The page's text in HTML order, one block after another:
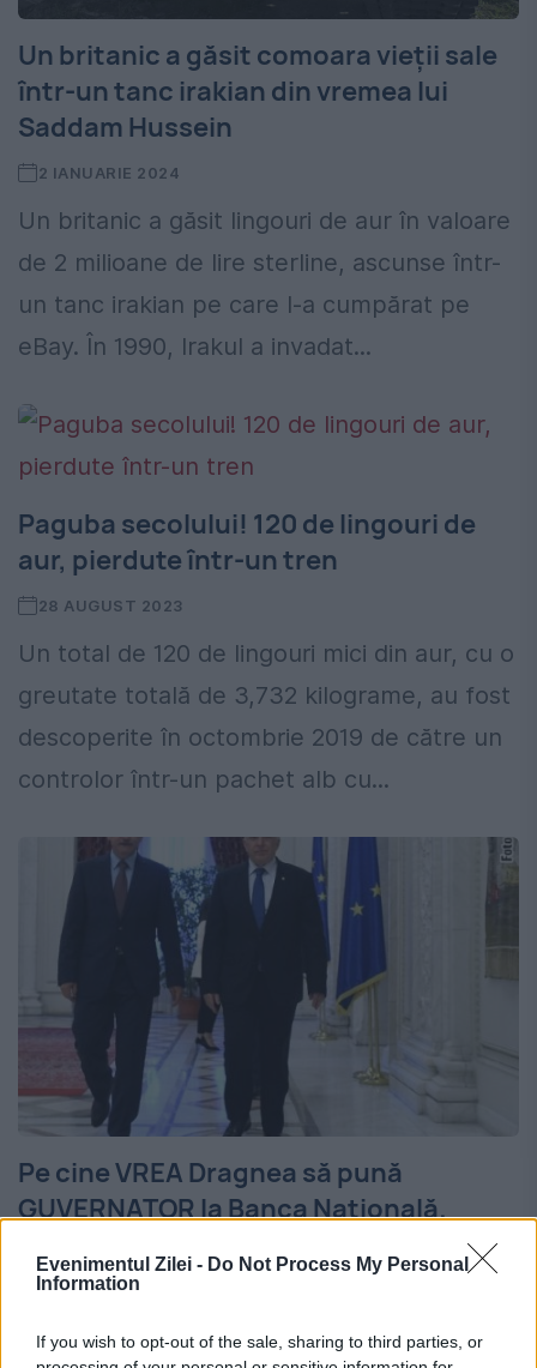
Evenimentul Zilei - Do Not Process My Personal
Information
If you wish to opt-out of the sale, sharing to third parties, or
Un britanic a găsit comoara vieții sale
într-un tanc irakian din vremea lui
Saddam Hussein
2 IANUARIE 2024
Un britanic a găsit lingouri de aur în valoare
de 2 milioane de lire sterline, ascunse într-
un tanc irakian pe care l-a cumpărat pe
eBay. În 1990, Irakul a invadat...
Paguba secolului! 120 de lingouri de
aur, pierdute într-un tren
28 AUGUST 2023
Un total de 120 de lingouri mici din aur, cu o
greutate totală de 3,732 kilograme, au fost
descoperite în octombrie 2019 de către un
controlor într-un pachet alb cu...
Pe cine VREA Dragnea să pună
GUVERNATOR la Banca Națională.
„Infractorul visează la LINGOURI de aur
de multă vreme”